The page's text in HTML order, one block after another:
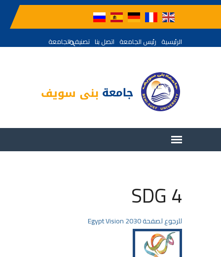
الرئيسية رئيس الجامعة اتصل بنا تصنيف الجامعة
SDG 4
للرجوع لصفحة Egypt Vision 2030